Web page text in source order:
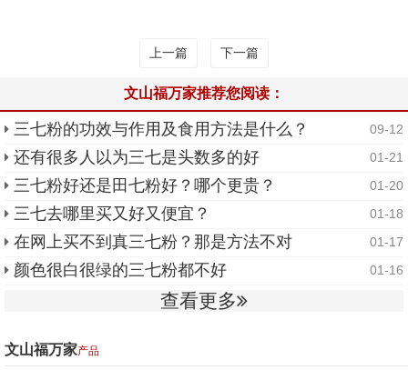
上一篇 下一篇
文山福万家推荐您阅读：
三七粉的功效与作用及食用方法是什么？ 09-12
还有很多人以为三七是头数多的好 01-21
三七粉好还是田七粉好？哪个更贵？ 01-20
三七去哪里买又好又便宜？ 01-18
在网上买不到真三七粉？那是方法不对 01-17
颜色很白很绿的三七粉都不好 01-16
查看更多
文山福万家产品